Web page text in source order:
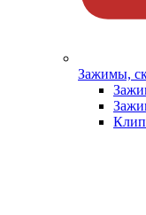
Зажимы,